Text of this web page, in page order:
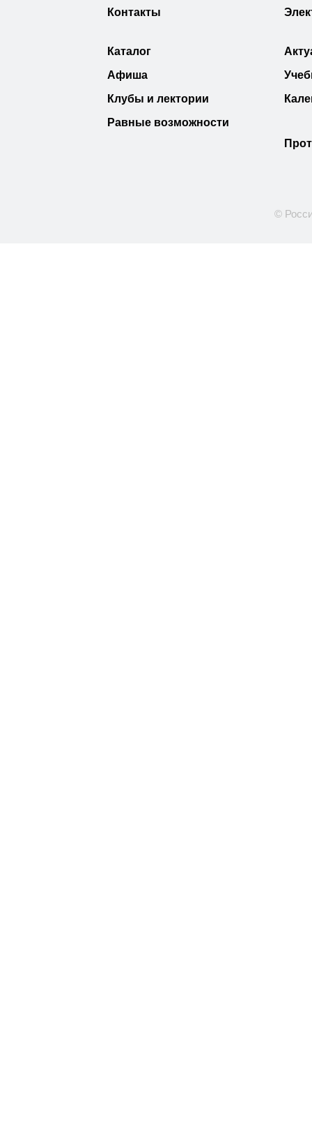
Контакты
Каталог
Афиша
Клубы и лектории
Равные возможности
©